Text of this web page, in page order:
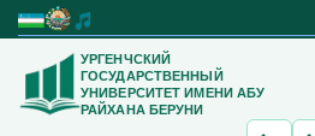
УРГЕНЧСКИЙ
ГОСУДАРСТВЕННЫЙ
УНИВЕРСИТЕТ ИМЕНИ АБУ
РАЙХАНА БЕРУНИ